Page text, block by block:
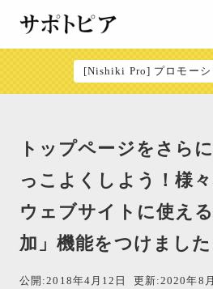
[Nishiki Pro] プロモーシ
トップページをさら
っこよくしよう！様
ウェブサイトに使え
加」機能をつけました
公開:2018年4月12日 更新:2020年8